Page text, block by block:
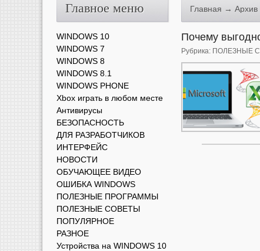
Главная → Архив
Почему
Рубрика: ПОЛЕЗНЫЕ
Главное меню
WINDOWS 10
WINDOWS 7
WINDOWS 8
WINDOWS 8.1
WINDOWS PHONE
Xbox играть в любом месте
Антивирусы
БЕЗОПАСНОСТЬ
ДЛЯ РАЗРАБОТЧИКОВ
ИНТЕРФЕЙС
НОВОСТИ
ОБУЧАЮЩЕЕ ВИДЕО
ОШИБКА WINDOWS
ПОЛЕЗНЫЕ ПРОГРАММЫ
ПОЛЕЗНЫЕ СОВЕТЫ
ПОПУЛЯРНОЕ
РАЗНОЕ
Устройства на WINDOWS 10